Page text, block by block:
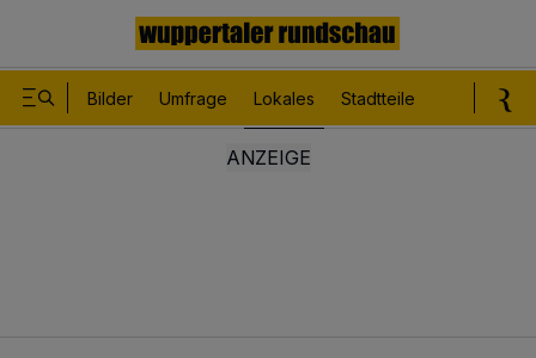
Bilder Umfrage Lokales Stadtteile